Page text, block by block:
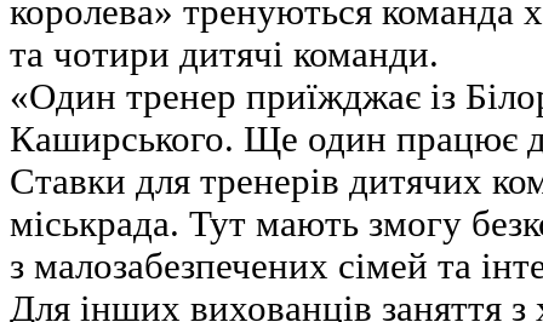
королева» тренуються команда
та чотири дитячі команди.
«Один тренер приїжджає із
Каширського. Ще один працює
Ставки для тренерів дитячих
міськрада. Тут мають змогу
з малозабезпечених сімей та
Для інших вихованців заняття